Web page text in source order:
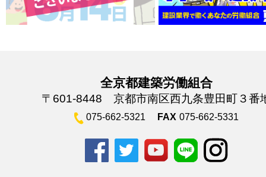
全京都建築労働組合
〒601-8448 京都市南区西九条豊田町３番
075-662-5321 FAX 075-662-5331